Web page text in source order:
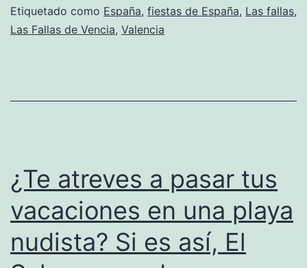
Valencia,
Etiquetado como España, fiestas de España, Las fallas,
Las Fallas de Vencia, Valencia
¿Te atreves a pasar tus
vacaciones en una playa
nudista? Si es así, El